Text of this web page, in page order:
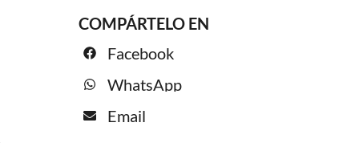
COMPÁRTELO EN
Facebook
WhatsApp
Email